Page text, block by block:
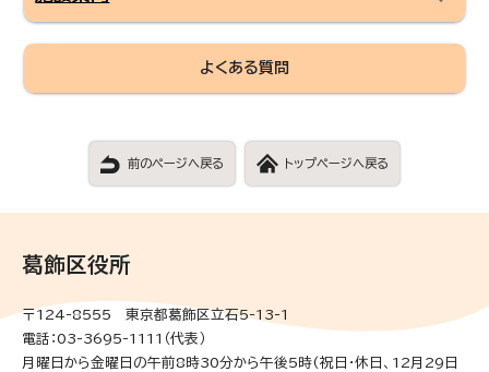
よくある質問
前のページへ戻る トップページへ戻る
葛飾区役所
〒124-8555 東京都葛飾区立石5-13-1
電話：03-3695-1111（代表）
月曜日から金曜日の午前8時30分から午後5時(祝日・休日、12月29日